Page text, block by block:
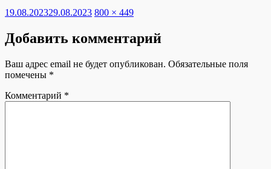
Опубликовано
19.08.202329.08.2023 Полный
800 × 449
Добавить комментарий
Ваш адрес email не будет опубликован. Обязательные поля
помечены *
Комментарий *